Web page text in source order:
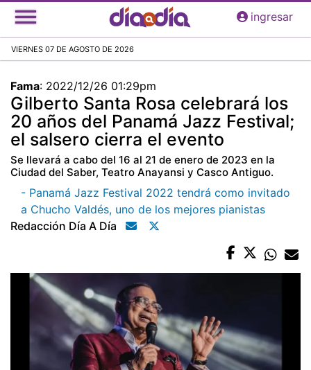
Pasar
al
principal
ingresar
VIERNES 07 DE AGOSTO DE 2026
Fama: 2022/12/26 01:29pm
Gilberto Santa Rosa celebrará los
20 años del Panamá Jazz Festival;
el salsero cierra el evento
Se llevará a cabo del 16 al 21 de enero de 2023 en la
Ciudad del Saber, Teatro Anayansi y Casco Antiguo.
- Panamá Jazz Festival 2022 tendrá como invitado
a Chucho Valdés, uno de los mejores pianistas
Redacción Día A Día